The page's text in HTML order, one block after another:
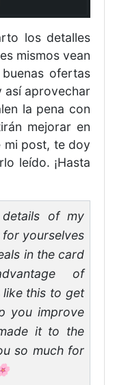
los detalles
mismos vean
ofertas
así aprovechar
la pena con
mejorar en
mi post, te doy
leído. ¡Hasta
of my
yourselves
in the card
of
this to get
you improve
it to the
so much for